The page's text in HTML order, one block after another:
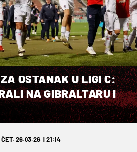
OSTANAK U LIGI C:
NA GIBRALTARU I
26.03.26. | 21:14